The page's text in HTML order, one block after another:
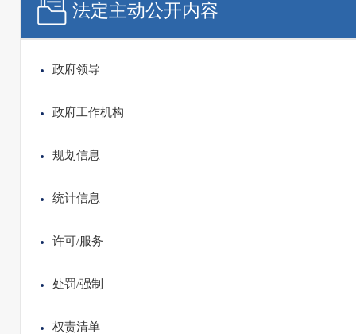
法定主动公开内容
政府领导
政府工作机构
规划信息
统计信息
许可/服务
处罚/强制
权责清单